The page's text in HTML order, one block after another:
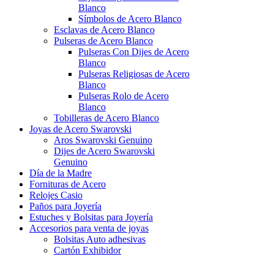
Blanco
Símbolos de Acero Blanco
Esclavas de Acero Blanco
Pulseras de Acero Blanco
Pulseras Con Dijes de Acero
Blanco
Pulseras Religiosas de Acero
Blanco
Pulseras Rolo de Acero
Blanco
Tobilleras de Acero Blanco
Joyas de Acero Swarovski
Aros Swarovski Genuino
Dijes de Acero Swarovski
Genuino
Día de la Madre
Fornituras de Acero
Relojes Casio
Paños para Joyería
Estuches y Bolsitas para Joyería
Accesorios para venta de joyas
Bolsitas Auto adhesivas
Cartón Exhibidor